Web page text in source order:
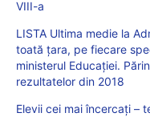
VIII-a
LISTA Ultima medie la
toată ţara, pe fiecare
ministerul Educaţiei.
rezultatelor din 2018
Elevii cei mai încercați –